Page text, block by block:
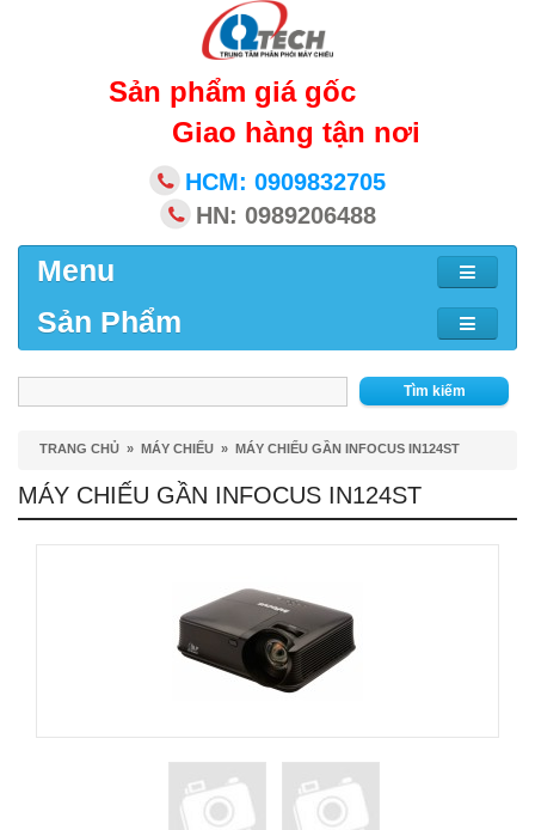
Sản phẩm giá gốc
Giao hàng tận nơi
HCM: 0909832705
HN: 0989206488
Menu
Sản Phẩm
Tìm kiếm
TRANG CHỦ » MÁY CHIẾU » MÁY CHIẾU GẦN INFOCUS IN124ST
MÁY CHIẾU GẦN INFOCUS IN124ST